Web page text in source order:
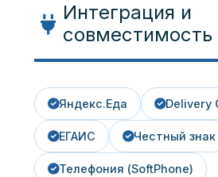
Интеграция и
совместимость
Яндекс.Еда Delivery
ЕГАИС Честный знак
Телефония (SoftPhone)